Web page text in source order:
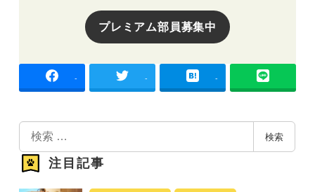
プレミアム部員募集中
- - -
索
検索
注目記事